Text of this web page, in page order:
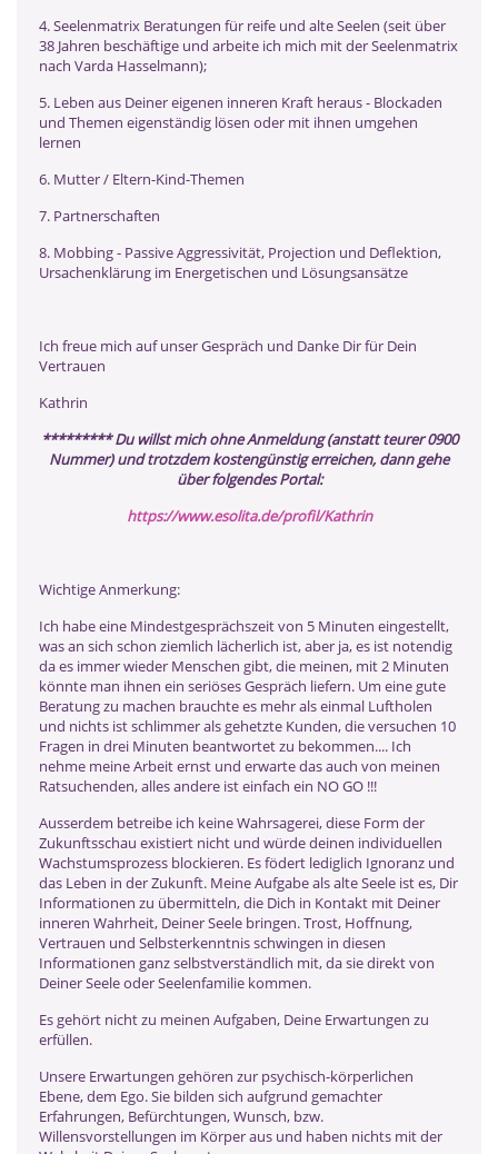
4. Seelenmatrix Beratungen für reife und alte Seelen (seit über
38 Jahren beschäftige und arbeite ich mich mit der Seelenmatrix
nach Varda Hasselmann);
5. Leben aus Deiner eigenen inneren Kraft heraus - Blockaden
und Themen eigenständig lösen oder mit ihnen umgehen
lernen
6. Mutter / Eltern-Kind-Themen
7. Partnerschaften
8. Mobbing - Passive Aggressivität, Projection und Deflektion,
Ursachenklärung im Energetischen und Lösungsansätze
Ich freue mich auf unser Gespräch und Danke Dir für Dein
Vertrauen
Kathrin
********* Du willst mich ohne Anmeldung (anstatt teurer 0900
Nummer) und trotzdem kostengünstig erreichen, dann gehe
über folgendes Portal:
https://www.esolita.de/profil/Kathrin
Wichtige Anmerkung:
Ich habe eine Mindestgesprächszeit von 5 Minuten eingestellt,
was an sich schon ziemlich lächerlich ist, aber ja, es ist notendig
da es immer wieder Menschen gibt, die meinen, mit 2 Minuten
könnte man ihnen ein seriöses Gespräch liefern. Um eine gute
Beratung zu machen brauchte es mehr als einmal Luftholen
und nichts ist schlimmer als gehetzte Kunden, die versuchen 10
Fragen in drei Minuten beantwortet zu bekommen.... Ich
nehme meine Arbeit ernst und erwarte das auch von meinen
Ratsuchenden, alles andere ist einfach ein NO GO !!!
Ausserdem betreibe ich keine Wahrsagerei, diese Form der
Zukunftsschau existiert nicht und würde deinen individuellen
Wachstumsprozess blockieren. Es födert lediglich Ignoranz und
das Leben in der Zukunft. Meine Aufgabe als alte Seele ist es, Dir
Informationen zu übermitteln, die Dich in Kontakt mit Deiner
inneren Wahrheit, Deiner Seele bringen. Trost, Hoffnung,
Vertrauen und Selbsterkenntnis schwingen in diesen
Informationen ganz selbstverständlich mit, da sie direkt von
Deiner Seele oder Seelenfamilie kommen.
Es gehört nicht zu meinen Aufgaben, Deine Erwartungen zu
erfüllen.
Unsere Erwartungen gehören zur psychisch-körperlichen
Ebene, dem Ego. Sie bilden sich aufgrund gemachter
Erfahrungen, Befürchtungen, Wunsch, bzw.
Willensvorstellungen im Körper aus und haben nichts mit der